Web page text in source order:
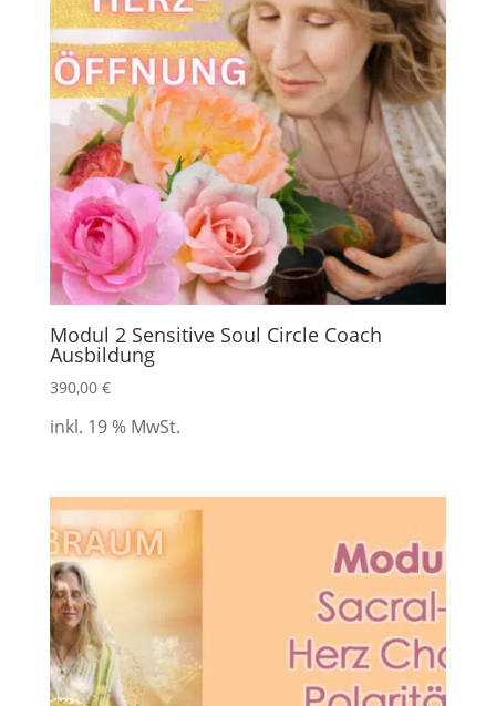
Modul 2 Sensitive Soul Circle Coach
Ausbildung
390,00 €
inkl. 19 % MwSt.